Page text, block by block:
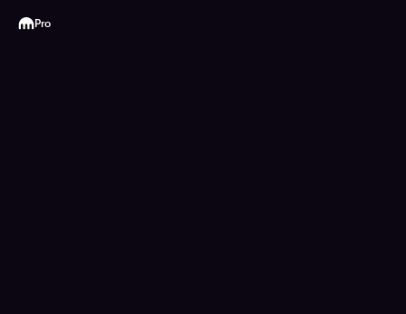
Kraken
Pro